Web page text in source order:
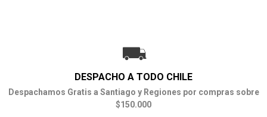
DESPACHO A TODO CHILE
Despachamos Gratis a Santiago y Regiones por compras sobre
$150.000